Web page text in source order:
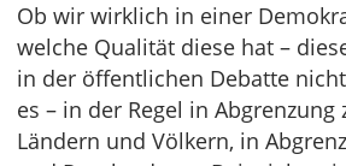
Ob wir wirklich in einer
welche Qualität diese hat –
in der öffentlichen Debatte
es – in der Regel in Abgrenzung
Ländern und Völkern, in